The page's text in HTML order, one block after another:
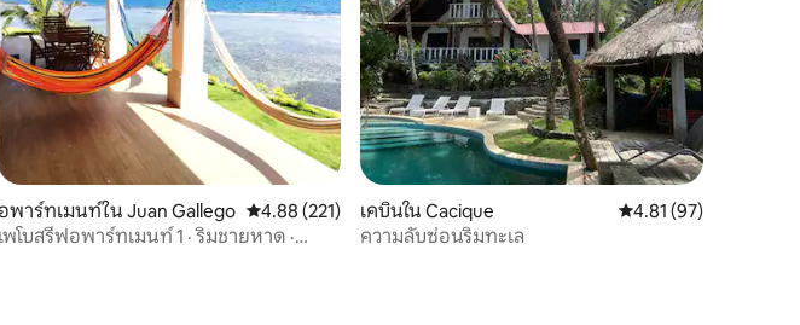
จาก 5, 114 รีวิว
อพาร์ทเมนท์ใน Juan Gallego คะแนนเฉลี่ย 4.88 จาก 5, 221 รีวิว
4.88 (221)
เพโบสรีฟอพาร์ทเมนท์ 1 · ริมชายหาด ·
เคบินใน Cacique คะแนนเฉลี่ย 4.81 จาก
4.81 (97)
ความลับซ่อนริมทะเล